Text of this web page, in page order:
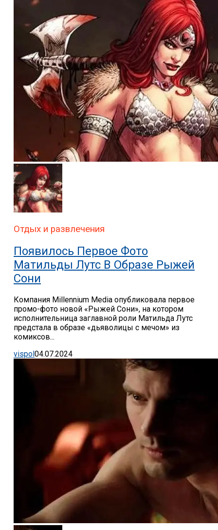
Отдых и развлечения
Появилось Первое Фото
Матильды Лутс В Образе Рыжей
Сони
Компания Millennium Media опубликовала первое
промо-фото новой «Рыжей Сони», на котором
исполнительница заглавной роли Матильда Лутс
предстала в образе «дьяволицы с мечом» из
комиксов...
vispol04.07.2024